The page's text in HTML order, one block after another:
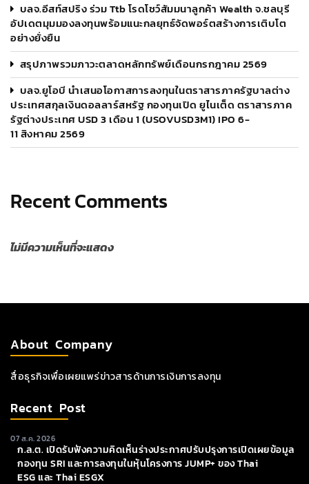
บลจ.อีสท์สปริง ร่วม Ttb โรดโชว์สัมมนาลูกค้า Wealth จ.ชลบุรี
อัปเดตมุมมองลงทุนพร้อมแนะกลยุทธ์จัดพอร์ตสร้างการเติบโต
อย่างยั่งยืน
สรุปภาพรวมภาวะตลาดหลักทรัพย์เดือนกรกฎาคม 2569
บลจ.ยูโอบี นำเสนอโอกาสการลงทุนในตราสารภาครัฐบาลต่าง
ประเทศสกุลเงินดอลลาร์สหรัฐ กองทุนเปิด ยูไนเต็ด ตราสารภาค
รัฐต่างประเทศ USD 3 เดือน 1 (USOVUSD3M1) IPO 6-
11 สิงหาคม 2569
Recent Comments
ไม่มีความเห็นที่จะแสดง
About Company
สื่อธุรกิจเพื่อเผยแพร่ข่าวสารด้านการเงินการลงทุน
Recent Post
07 ส.ค. 2026
ก.ล.ต. เปิดรับฟังความคิดเห็นร่างประกาศปรับปรุงการเปิดเผยข้อมูล
กองทุน SRI และการลงทุนในหุ้นโครงการ JUMP+ ของ Thai
ESG และ Thai ESGX